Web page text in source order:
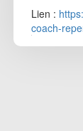
Lien :
coach-